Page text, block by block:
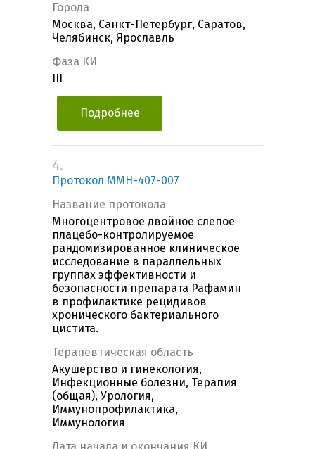
Города
Москва, Санкт-Петербург, Саратов,
Челябинск, Ярославль
Фаза КИ
Подробнее
4.
Протокол MMH-407-007
Название протокола
Многоцентровое двойное слепое
плацебо-контролируемое
рандомизированное клиническое
исследование в параллельных
группах эффективности и
безопасности препарата Рафамин
в профилактике рецидивов
хронического бактериального
цистита.
Терапевтическая область
Акушерство и гинекология,
Инфекционные болезни, Терапия
(общая), Урология,
Иммунопрофилактика,
Иммунология